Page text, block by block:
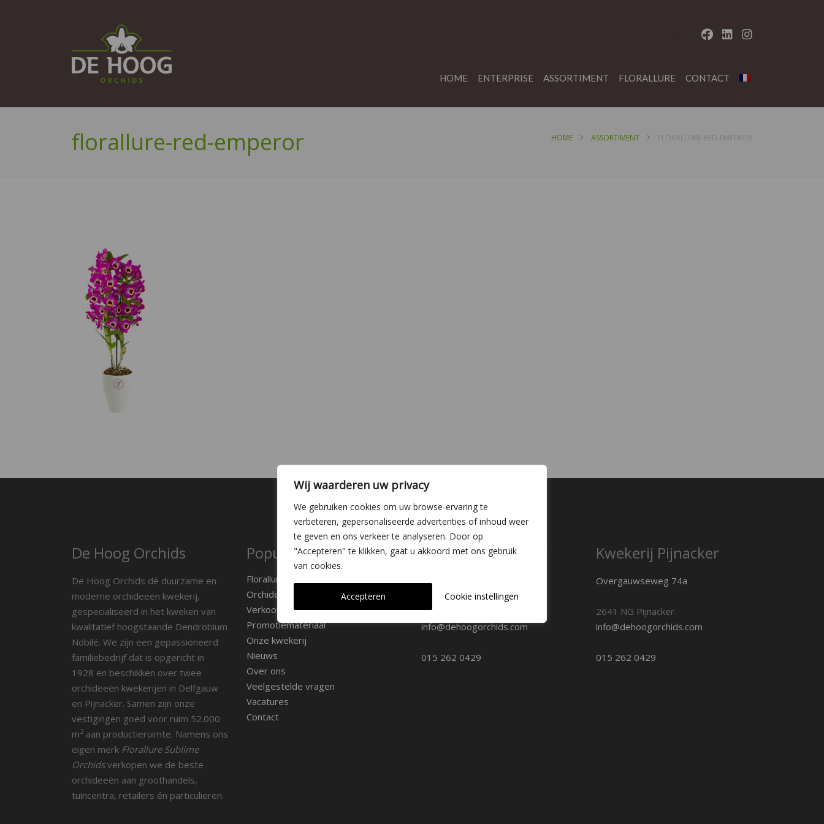
Wij waarderen uw privacy
We gebruiken cookies om uw browse-ervaring te
verbeteren, gepersonaliseerde advertenties of inhoud weer
te geven en ons verkeer te analyseren. Door op
"Accepteren" te klikken, gaat u akkoord met ons gebruik
van cookies.
Cookie instellingen
Accepteren
HOME ENTERPRISE ASSORTIMENT FLORALLURE CONTACT
florallure-red-emperor HOME ASSORTIMENT FLORALLURE-RED-EMPEROR
De Hoog Orchids
De Hoog Orchids dé duurzame en
moderne orchideeën kwekerij,
gespecialiseerd in het kweken van
kwalitatief hoogstaande Dendrobium
Nobilé. We zijn een gepassioneerd
familiebedrijf dat is opgericht in
1928 en beschikken over twee
orchideeën kwekerijen in Delfgauw
en Pijnacker. Samen zijn onze
vestigingen goed voor ruim 52.000
m2 aan productieruimte. Namens ons
eigen merk Florallure Sublime
Orchidsverkopen we de beste
orchideeën aan groothandels,
tuincentra, retailers én particulieren.
Populaire pagina's
Florallure
Orchidee soorten
Verkooppunten
Promotiemateriaal
Onze kwekerij
Nieuws
Over ons
Veelgestelde vragen
Vacatures
Contact
Kwekerij Delfgauw
Vrederustlaan 10
2645 AW Delfgauw
info@dehoogorchids.com
015 262 0429
Kwekerij Pijnacker
Overgauwseweg 74a
2641 NG Pijnacker
info@dehoogorchids.com
015 262 0429